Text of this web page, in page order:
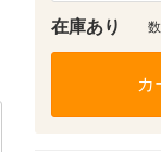
在庫あり
カ